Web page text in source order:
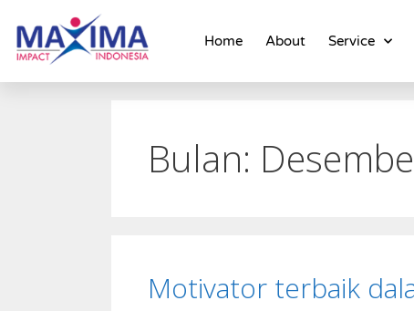
Home About Service
Bulan:
Motivator terbaik